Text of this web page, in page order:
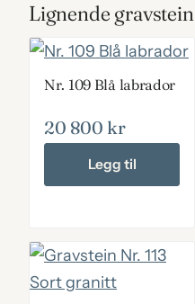
Lignende gravstein
Nr. 109 Blå labrador
20 800 kr
Legg til